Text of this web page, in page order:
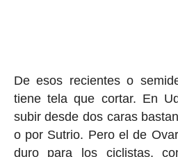
De esos recientes o
tiene tela que cortar. En
subir desde dos caras
o por Sutrio. Pero el de
duro para los ciclistas,